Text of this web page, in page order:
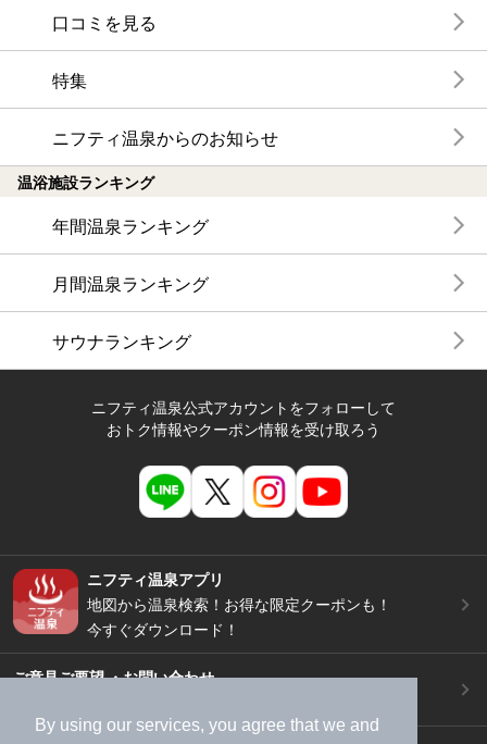
By using our services, you agree that we and
口コミを見る
特集
ニフティ温泉からのお知らせ
温浴施設ランキング
年間温泉ランキング
月間温泉ランキング
サウナランキング
ニフティ温泉公式アカウントをフォローして
おトク情報やクーポン情報を受け取ろう
ニフティ温泉アプリ
地図から温泉検索！お得な限定クーポンも！
今すぐダウンロード！
ご意見ご要望 ・お問い合わせ